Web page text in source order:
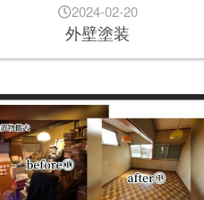
2024-02-20
外壁塗装